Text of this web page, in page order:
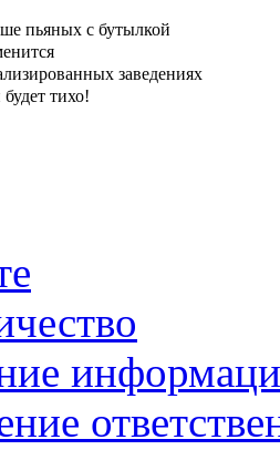
пьяных с бутылкой
заведениях
тихо!